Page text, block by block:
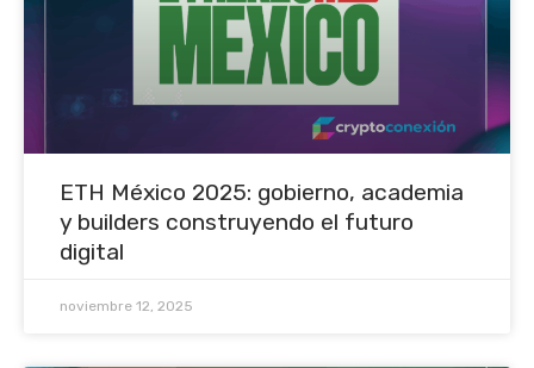
ETH México 2025: gobierno, academia
y builders construyendo el futuro
digital
noviembre 12, 2025